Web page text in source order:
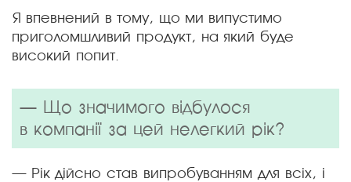
Я впевнений в тому, що ми випустимо
приголомшливий продукт, на який буде
високий попит.
— Що значимого відбулося
в компанії за цей нелегкий рік?
— Рік дійсно став випробуванням для всіх, і